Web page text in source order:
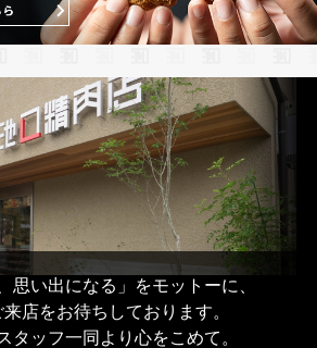
思い出になる」をモットーに、
店をお待ちしております。
タッフ一同より心をこめて。